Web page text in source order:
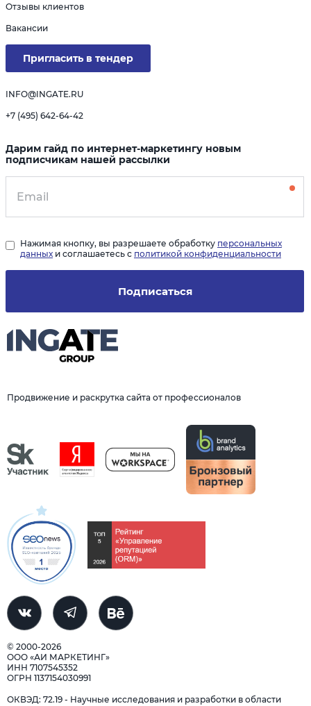
Продвижение и раскрутка сайта от профессионалов
© 2000-2026
ООО «АИ МАРКЕТИНГ»
ИНН 7107545352
ОГРН 1137154030991
Отзывы клиентов
Вакансии
Пригласить в тендер
INFO@INGATE.RU
+7 (495) 642-64-42
Дарим гайд по интернет-маркетингу новым
подписчикам нашей рассылки
Подписаться
Нажимая кнопку, вы разрешаете обработку персональных
данных и соглашаетесь с политикой конфиденциальности
ОКВЭД: 72.19 - Научные исследования и разработки в области